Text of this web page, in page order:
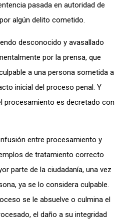
pasada en autoridad de
algún delito cometido.
desconocido y avasallado
por la prensa, que
a una persona sometida a
inicial del proceso penal. Y
procesamiento es decretado con
entre procesamiento y
de tratamiento correcto
parte de la ciudadanía, una vez
ya se lo considera culpable.
se le absuelve o culmina el
el daño a su integridad